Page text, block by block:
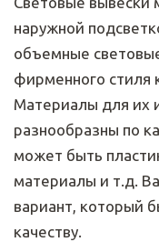
наружной
объемные
фирменного стиля
Материалы для их
разнообразны по
может быть
материалы и т.д.
вариант, который
качеству.